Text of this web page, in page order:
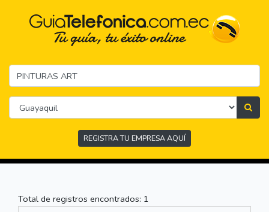
REGISTRA TU EMPRESA AQUÍ
Total de registros encontrados: 1